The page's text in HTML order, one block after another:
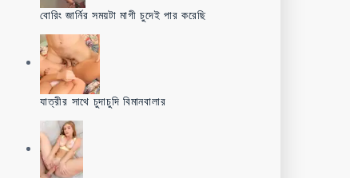
বোরিং জার্নির সময়টা মাগী চুদেই পার করেছি
যাত্রীর সাথে চুদাচুদি বিমানবালার